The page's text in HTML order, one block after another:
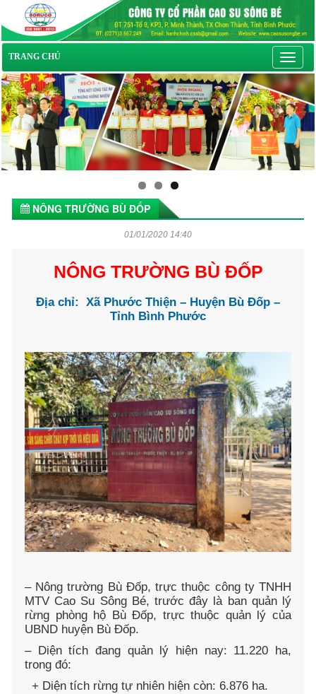
TRANG CHỦ
NÔNG TRƯỜNG BÙ ĐỐP
01/01/2020 14:40
NÔNG TRƯỜNG BÙ ĐỐP
Địa chỉ: Xã Phước Thiện – Huyện Bù Đốp –
Tỉnh Bình Phước
– Nông trường Bù Đốp, trực thuộc công ty TNHH
MTV Cao Su Sông Bé, trước đây là ban quản lý
rừng phòng hộ Bù Đốp, trực thuộc quản lý của
UBND huyện Bù Đốp.
– Diện tích đang quản lý hiện nay: 11.220 ha,
trong đó:
+ Diện tích rừng tự nhiên hiện còn: 6.876 ha.